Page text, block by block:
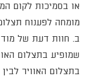
או בסמיכות לקום
מומחה לפענוח
ב. חוות דעת של
שמופיע בתצלום
בתצלום האוויר